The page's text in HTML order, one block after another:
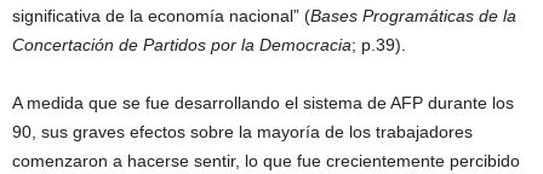
significativa de la economía nacional” (Bases Programáticas de la
Concertación de Partidos por la Democracia; p.39).
A medida que se fue desarrollando el sistema de AFP durante los
90, sus graves efectos sobre la mayoría de los trabajadores
comenzaron a hacerse sentir, lo que fue crecientemente percibido